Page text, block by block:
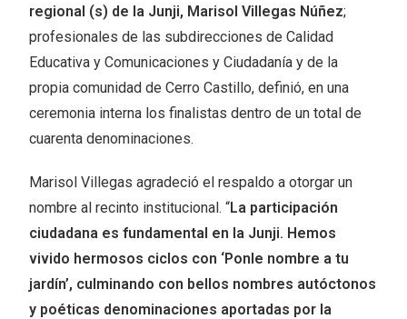
regional (s) de la Junji, Marisol Villegas Núñez;
profesionales de las subdirecciones de Calidad
Educativa y Comunicaciones y Ciudadanía y de la
propia comunidad de Cerro Castillo, definió, en una
ceremonia interna los finalistas dentro de un total de
cuarenta denominaciones.
Marisol Villegas agradeció el respaldo a otorgar un
nombre al recinto institucional. “La participación
ciudadana es fundamental en la Junji. Hemos
vivido hermosos ciclos con ‘Ponle nombre a tu
jardín’, culminando con bellos nombres autóctonos
y poéticas denominaciones aportadas por la